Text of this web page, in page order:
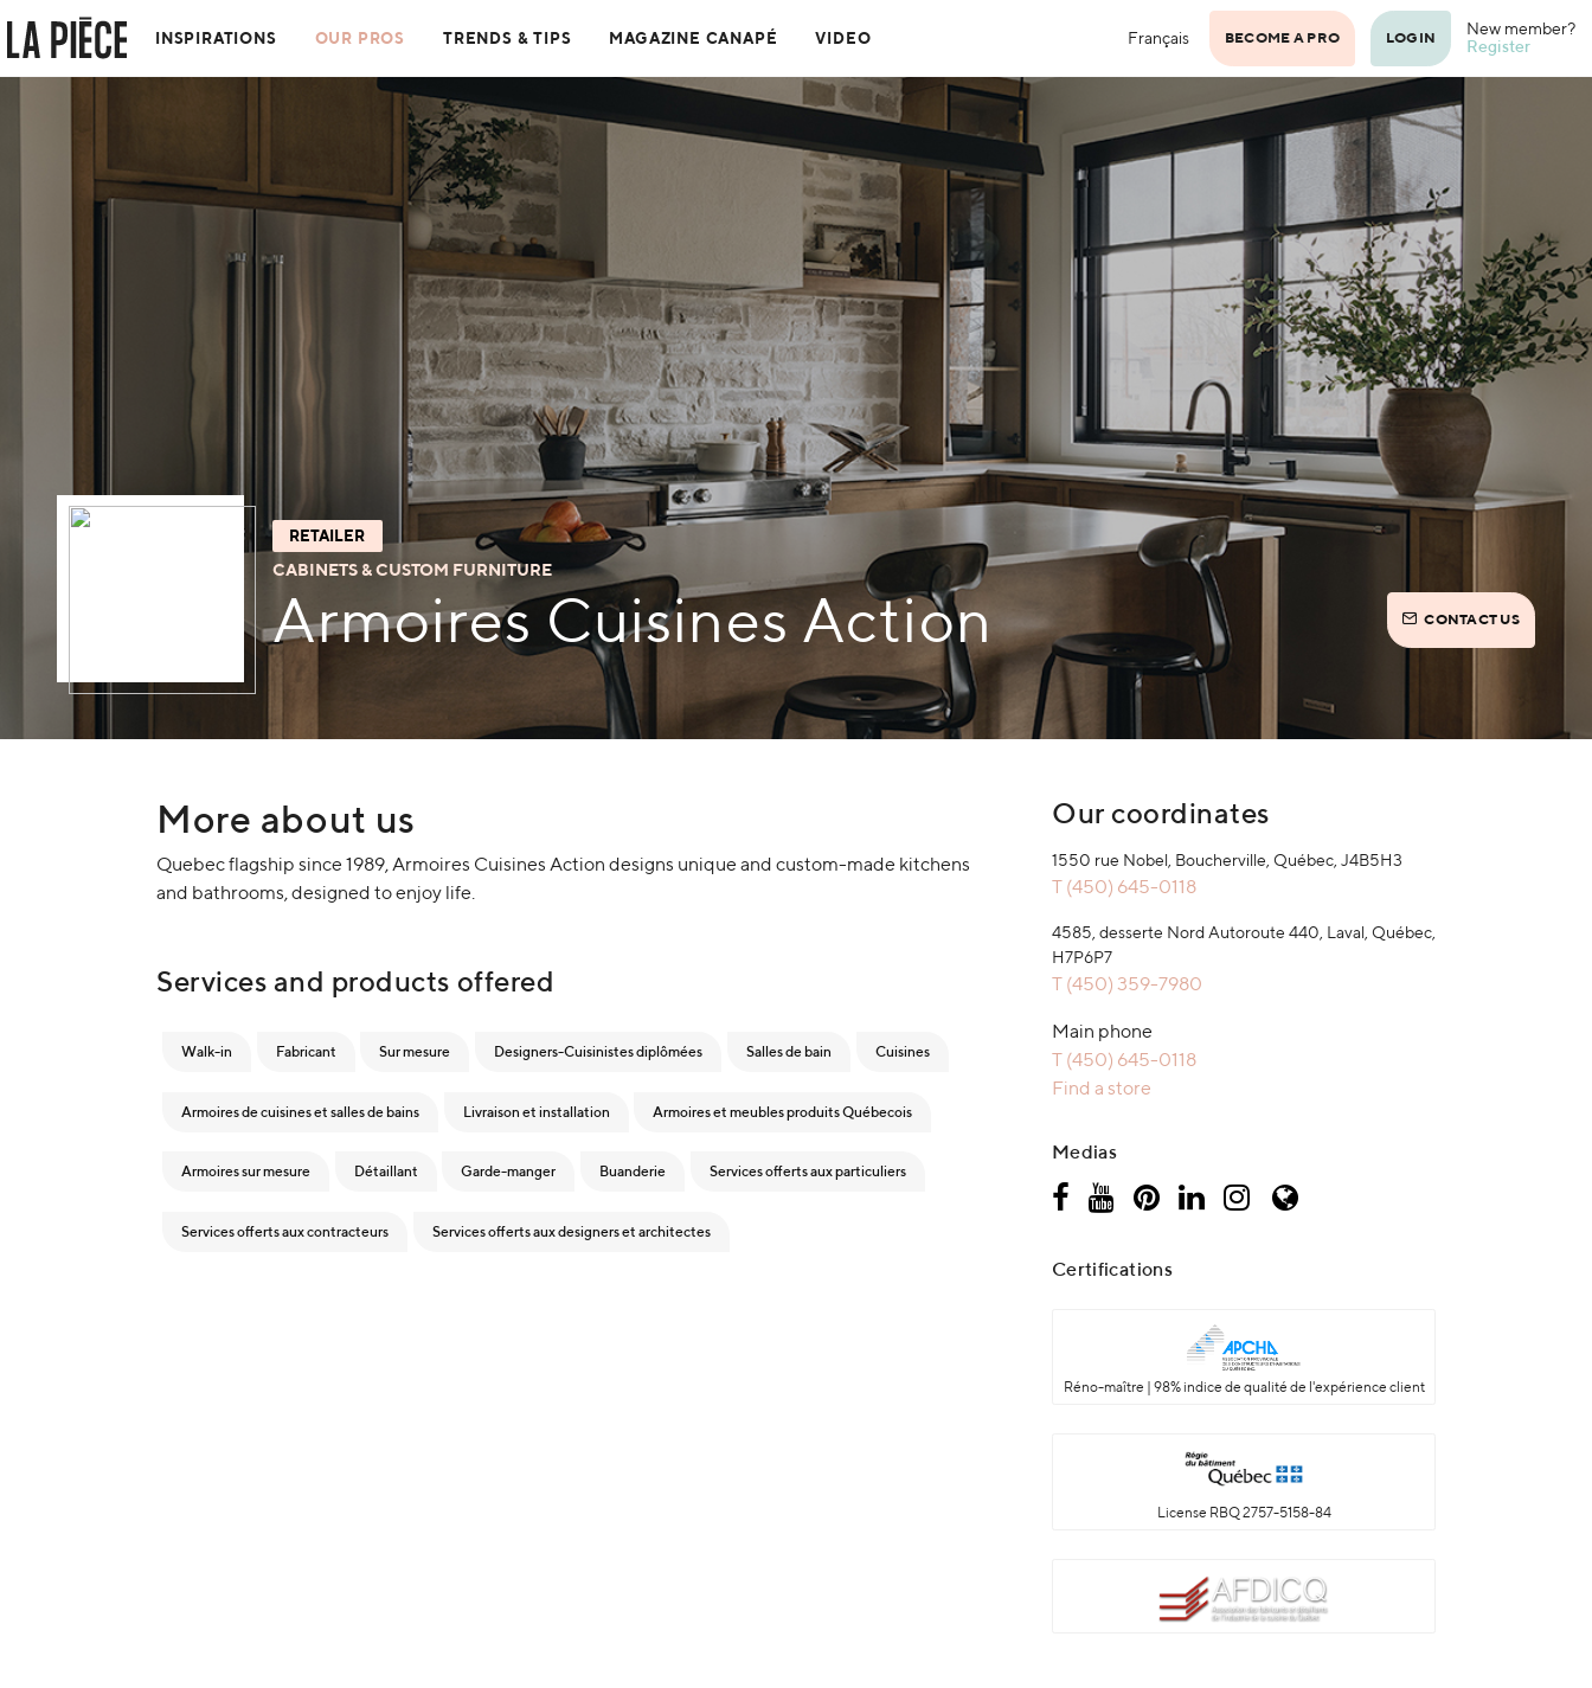
INSPIRATIONS OUR PROS TRENDS & TIPS MAGAZINE CANAPÉ VIDEO Français BECOME A PRO LOGIN
New member?
Register
RETAILER
CABINETS & CUSTOM FURNITURE
Armoires Cuisines Action CONTACT US
More about us
Quebec flagship since 1989, Armoires Cuisines Action designs unique and custom-made kitchens
and bathrooms, designed to enjoy life.
Services and products offered
Walk-in Fabricant Sur mesure Designers-Cuisinistes diplômées Salles de bain Cuisines
Armoires de cuisines et salles de bains Livraison et installation Armoires et meubles produits Québecois
Armoires sur mesure Détaillant Garde-manger Buanderie Services offerts aux particuliers
Services offerts aux contracteurs Services offerts aux designers et architectes
Our coordinates
1550 rue Nobel, Boucherville, Québec, J4B5H3
T (450) 645-0118
4585, desserte Nord Autoroute 440, Laval, Québec,
H7P6P7
T (450) 359-7980
Main phone
T (450) 645-0118
Find a store
Medias
Certifications
Réno-maître | 98% indice de qualité de l'expérience client
License RBQ 2757-5158-84